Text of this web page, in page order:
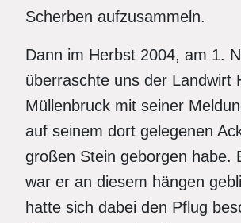
Scherben aufzusammeln.
Dann im Herbst 2004, am 1.
überraschte uns der Landwirt
Müllenbruck mit seiner
auf seinem dort gelegenen
großen Stein geborgen habe.
war er an diesem hängen
hatte sich dabei den Pflug